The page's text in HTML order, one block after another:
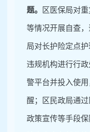
题。 区医保局对
等情况开展自查
局对长护险定点
违规机构进行行
警平台并投入使
醒；区民政局通过
政策宣传等手段